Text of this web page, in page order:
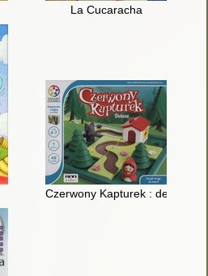
La Cucaracha
Czerwony Kapturek : deluxe